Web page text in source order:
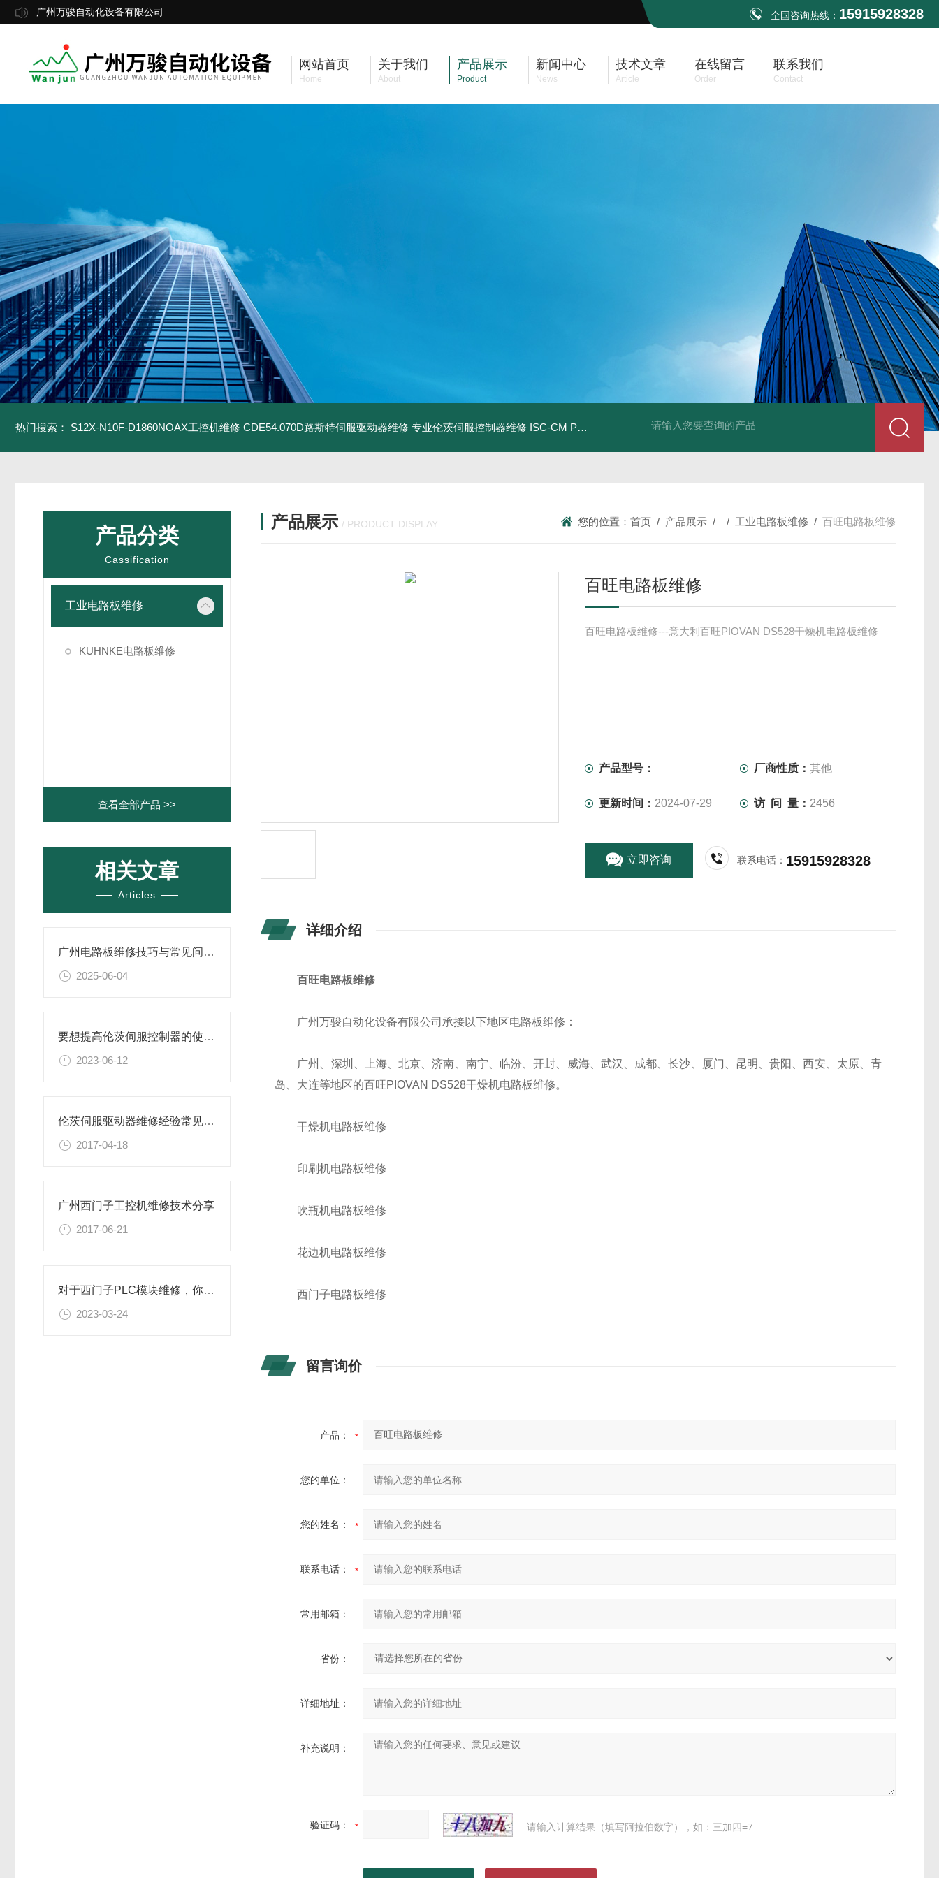
广州万骏自动化设备有限公司 全国咨询热线： 15915928328
网站首页
Home
关于我们
About
产品展示
Product
新闻中心
News
技术文章
Article
在线留言
Order
联系我们
Contact
热门搜索： S12X-N10F-D1860NOAX工控机维修 CDE54.070D路斯特伺服驱动器维修 专业伦茨伺服控制器维修 ISC-CM PLUSBRABENDER ISC-CM维修 TPOP 050 FlexboxTetra Brik利乐工控机维修
产品分类
Cassification
工业电路板维修
KUHNKE电路板维修
查看全部产品 >>
相关文章
Articles
广州电路板维修技巧与常见问题解析
2025-06-04
要想提高伦茨伺服控制器的使用效果，来看看这些！
2023-06-12
伦茨伺服驱动器维修经验常见故障探讨
2017-04-18
广州西门子工控机维修技术分享
2017-06-21
对于西门子PLC模块维修，你可能还不了解
2023-03-24
产品展示 / PRODUCT DISPLAY 您的位置： 首页 / 产品展示 / / 工业电路板维修 / 百旺电路板维修
百旺电路板维修
百旺电路板维修---意大利百旺PIOVAN DS528干燥机电路板维修
产品型号： 厂商性质：其他
更新时间： 2024-07-29 访 问 量： 2456
立即咨询 联系电话： 15915928328
详细介绍
百旺电路板维修
广州万骏自动化设备有限公司承接以下地区电路板维修：
广州、深圳、上海、北京、济南、南宁、临汾、开封、威海、武汉、成都、长沙、厦门、昆明、贵阳、西安、太原、青
岛、大连等地区的百旺PIOVAN DS528干燥机电路板维修。
干燥机电路板维修
印刷机电路板维修
吹瓶机电路板维修
花边机电路板维修
西门子电路板维修
留言询价
产品：
您的单位：
您的姓名：
联系电话：
常用邮箱：
省份：
详细地址：
补充说明：
验证码： 请输入计算结果（填写阿拉伯数字），如：三加四=7